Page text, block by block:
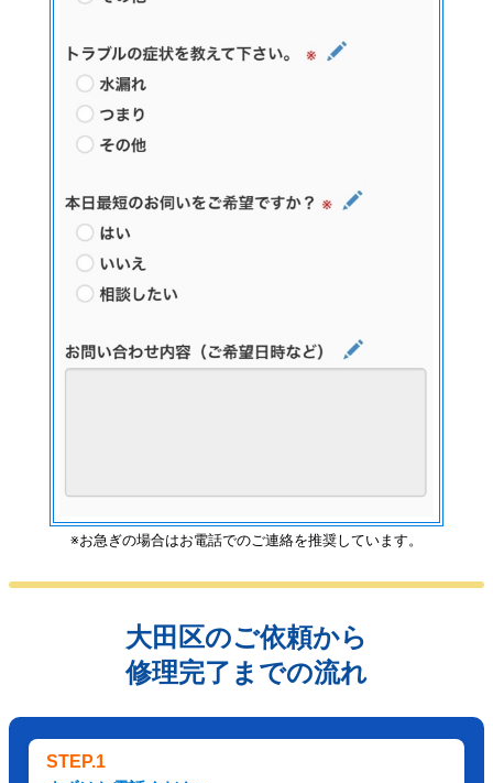
※お急ぎの場合はお電話でのご連絡を推奨しています。
大田区のご依頼から
修理完了までの流れ
STEP.1